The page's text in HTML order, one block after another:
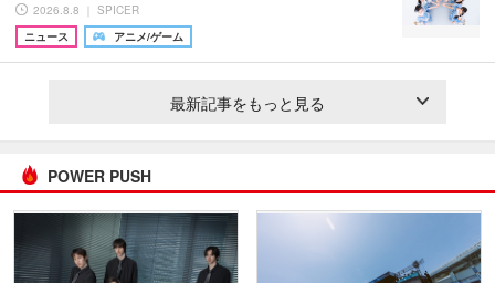
2026.8.8 ｜ SPICER
ニュース
アニメ/ゲーム
最新記事をもっと見る
POWER PUSH